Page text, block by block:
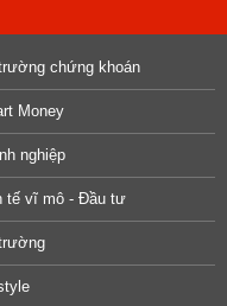
chứng khoán
Money
nghiệp
tế vĩ mô - Đầu tư